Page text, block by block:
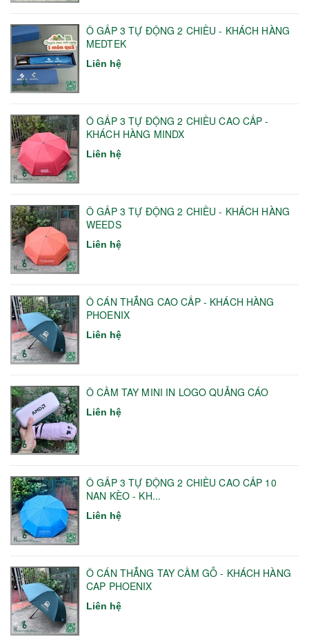
Ô GẤP 3 TỰ ĐỘNG 2 CHIỀU - KHÁCH HÀNG
MEDTEK
Liên hệ
Ô GẤP 3 TỰ ĐỘNG 2 CHIỀU CAO CẤP -
KHÁCH HÀNG MINDX
Liên hệ
Ô GẤP 3 TỰ ĐỘNG 2 CHIỀU - KHÁCH HÀNG
WEEDS
Liên hệ
Ô CÁN THẲNG CAO CẤP - KHÁCH HÀNG
PHOENIX
Liên hệ
Ô CẦM TAY MINI IN LOGO QUẢNG CÁO
Liên hệ
Ô GẤP 3 TỰ ĐỘNG 2 CHIỀU CAO CẤP 10
NAN KÈO - KH...
Liên hệ
Ô CÁN THẲNG TAY CẦM GỖ - KHÁCH HÀNG
CAP PHOENIX
Liên hệ